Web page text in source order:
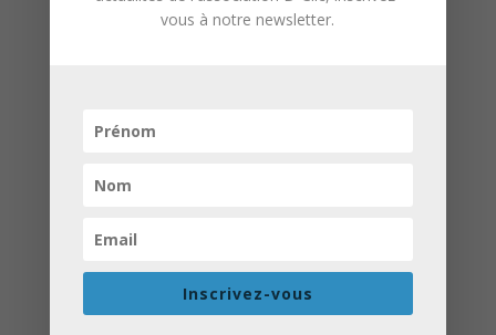
Margaux Lagleize pour prendre
la Caravane de l’Orientation, où les
renseigner et échanger sur leurs
•⁠ ⁠Quiz « Kahoot » sur l’orientation,
3ème, afin de les aider à mieux
comprendre les possibilités après la
vous à notre newsletter.
Inscrivez-vous